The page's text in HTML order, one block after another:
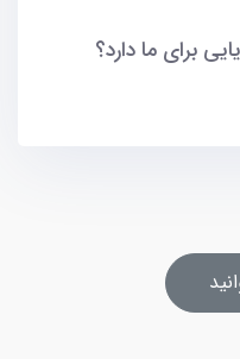
برای ما دارد؟